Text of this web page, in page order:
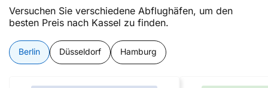
Versuchen Sie verschiedene Abflughäfen, um den
besten Preis nach Kassel zu finden.
Berlin Düsseldorf Hamburg